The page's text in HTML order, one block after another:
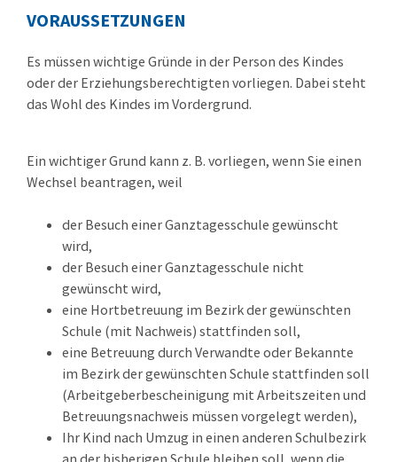
VORAUSSETZUNGEN
Es müssen wichtige Gründe in der Person des Kindes
oder der Erziehungsberechtigten vorliegen. Dabei steht
das Wohl des Kindes im Vordergrund.
Ein wichtiger Grund kann z. B. vorliegen, wenn Sie einen
Wechsel beantragen, weil
der Besuch einer Ganztagesschule gewünscht
wird,
der Besuch einer Ganztagesschule nicht
gewünscht wird,
eine Hortbetreuung im Bezirk der gewünschten
Schule (mit Nachweis) stattfinden soll,
eine Betreuung durch Verwandte oder Bekannte
im Bezirk der gewünschten Schule stattfinden soll
(Arbeitgeberbescheinigung mit Arbeitszeiten und
Betreuungsnachweis müssen vorgelegt werden),
Ihr Kind nach Umzug in einen anderen Schulbezirk